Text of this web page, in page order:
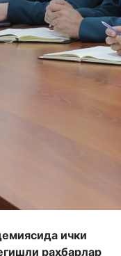
ички
раҳбарлар